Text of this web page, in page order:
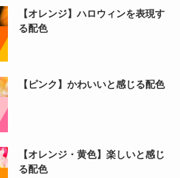
【オレンジ】ハロウィンを表現す
る配色
【ピンク】かわいいと感じる配色
【オレンジ・黄色】楽しいと感じ
る配色